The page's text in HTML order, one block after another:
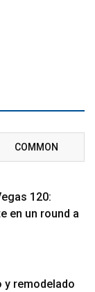
COMMON
120:
en un round a
y remodelado